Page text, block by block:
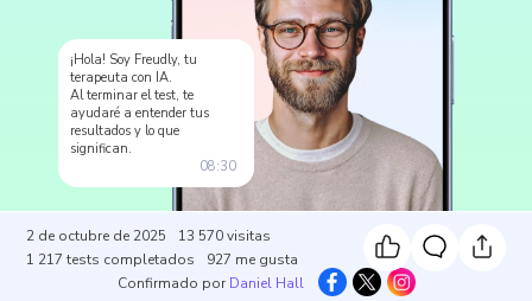
¡Hola! Soy Freudly, tu
terapeuta con IA.
Al terminar el test, te
ayudaré a entender tus
resultados y lo que
significan.
08:30
2 de octubre de 2025 13 570 visitas
1 217 tests completados 927 me gusta
Confirmado por Daniel Hall